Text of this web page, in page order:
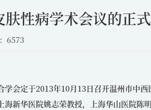
性病学术会议的正
6573
会定于2013年10月13日召开温州市中
新华医院姚志荣教授，上海华山医院陈